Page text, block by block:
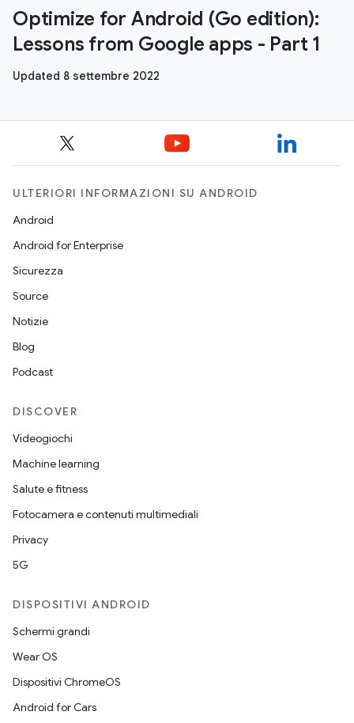
Optimize for Android (Go edition):
Lessons from Google apps - Part 1
Updated 8 settembre 2022
ULTERIORI INFORMAZIONI SU ANDROID
Android
Android for Enterprise
Sicurezza
Source
Notizie
Blog
Podcast
DISCOVER
Videogiochi
Machine learning
Salute e fitness
Fotocamera e contenuti multimediali
Privacy
5G
DISPOSITIVI ANDROID
Schermi grandi
Wear OS
Dispositivi ChromeOS
Android for Cars